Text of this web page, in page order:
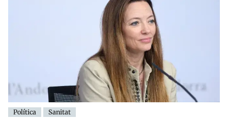
Política Sanitat